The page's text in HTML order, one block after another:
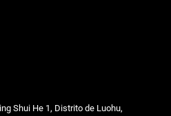
Shui He 1, Distrito de Luohu,